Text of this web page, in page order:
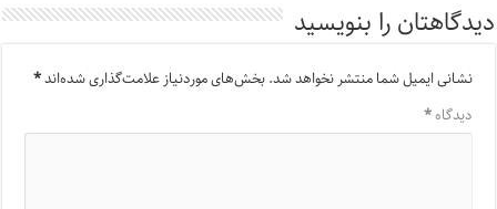
دیدگاهتان را بنویسید
نشانی ایمیل شما منتشر نخواهد شد.بخش‌های موردنیاز علامت‌گذاری شده‌اند*
دیدگاه*